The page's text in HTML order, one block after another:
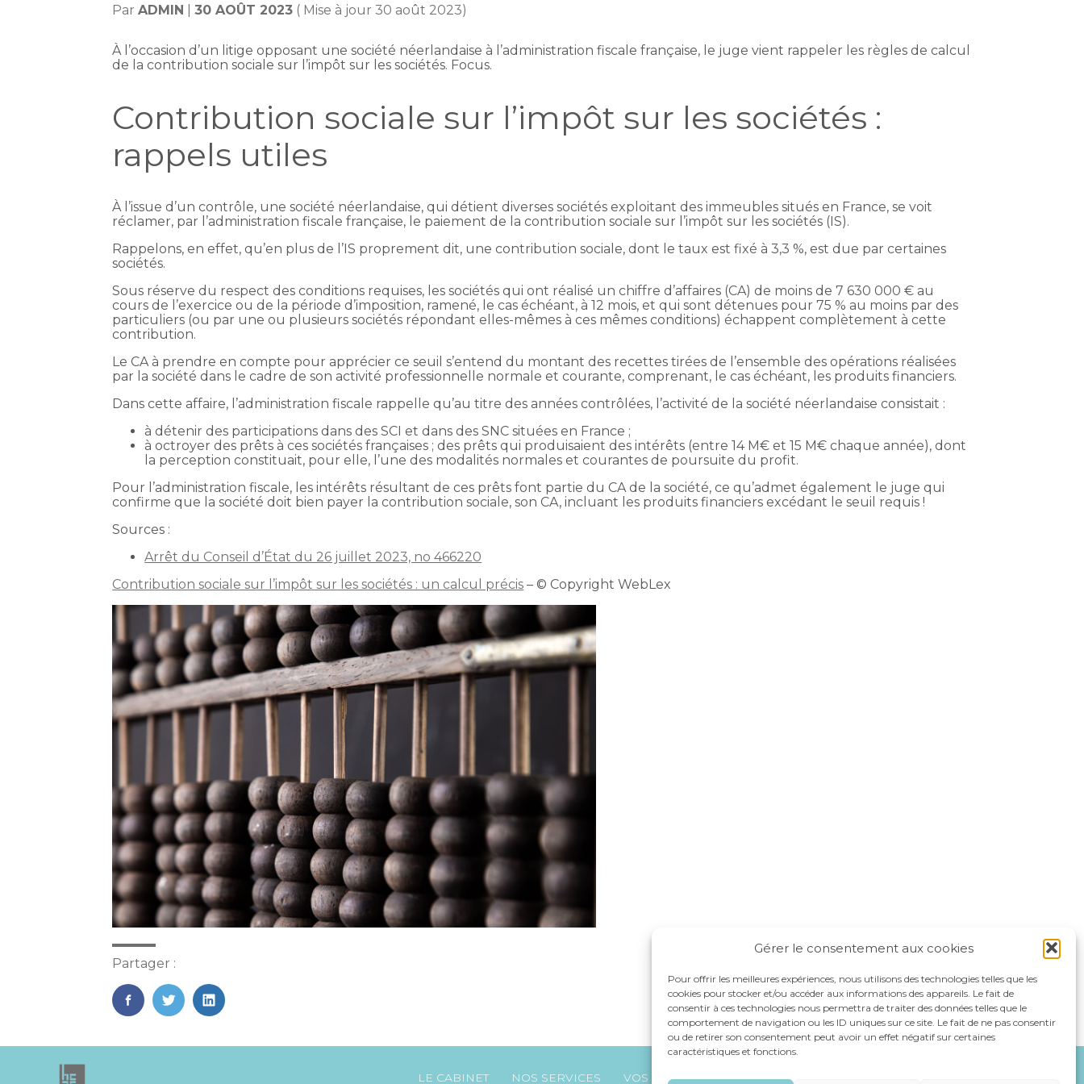
Gérer le consentement aux cookies
Pour offrir les meilleures expériences, nous utilisons des technologies telles que les
cookies pour stocker et/ou accéder aux informations des appareils. Le fait de
consentir à ces technologies nous permettra de traiter des données telles que le
comportement de navigation ou les ID uniques sur ce site. Le fait de ne pas consentir
ou de retirer son consentement peut avoir un effet négatif sur certaines
caractéristiques et fonctions.
ParADMIN |30 AOÛT 2023 ( Mise à jour 30 août 2023)
À l’occasion d’un litige opposant une société néerlandaise à l’administration fiscale française, le juge vient rappeler les règles de calcul
de la contribution sociale sur l’impôt sur les sociétés. Focus.
Contribution sociale sur l’impôt sur les sociétés :
rappels utiles
À l’issue d’un contrôle, une société néerlandaise, qui détient diverses sociétés exploitant des immeubles situés en France, se voit
réclamer, par l’administration fiscale française, le paiement de la contribution sociale sur l’impôt sur les sociétés (IS).
Rappelons, en effet, qu’en plus de l’IS proprement dit, une contribution sociale, dont le taux est fixé à 3,3 %, est due par certaines
sociétés.
Sous réserve du respect des conditions requises, les sociétés qui ont réalisé un chiffre d’affaires (CA) de moins de 7 630 000 € au
cours de l’exercice ou de la période d’imposition, ramené, le cas échéant, à 12 mois, et qui sont détenues pour 75 % au moins par des
particuliers (ou par une ou plusieurs sociétés répondant elles-mêmes à ces mêmes conditions) échappent complètement à cette
contribution.
Le CA à prendre en compte pour apprécier ce seuil s’entend du montant des recettes tirées de l’ensemble des opérations réalisées
par la société dans le cadre de son activité professionnelle normale et courante, comprenant, le cas échéant, les produits financiers.
Dans cette affaire, l’administration fiscale rappelle qu’au titre des années contrôlées, l’activité de la société néerlandaise consistait :
à détenir des participations dans des SCI et dans des SNC situées en France ;
à octroyer des prêts à ces sociétés françaises ; des prêts qui produisaient des intérêts (entre 14 M€ et 15 M€ chaque année), dont
la perception constituait, pour elle, l’une des modalités normales et courantes de poursuite du profit.
Pour l’administration fiscale, les intérêts résultant de ces prêts font partie du CA de la société, ce qu’admet également le juge qui
confirme que la société doit bien payer la contribution sociale, son CA, incluant les produits financiers excédant le seuil requis !
Sources :
Arrêt du Conseil d’État du 26 juillet 2023, no 466220
Contribution sociale sur l’impôt sur les sociétés : un calcul précis – © Copyright WebLex
Partager :
FaceBook
TwitterLinkedIn
Footer
LE CABINET NOS SERVICES VOS OUTILS NOS SPÉCIALITÉS